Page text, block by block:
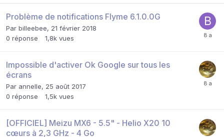
Problème de notifications Flyme 6.1.0.0G
Par billeebee, 21 février 2018
0 réponse 1,8k vues
Impossible d'activer Ok Google sur tous les
écrans
Par annelle, 25 août 2017
0 réponse 1,5k vues
[OFFICIEL] Meizu MX6 - 5.5" - Helio X20 10
cœurs à 2,3 GHz - 4 Go